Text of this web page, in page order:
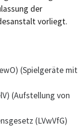
der
vorliegt.
(Spielgeräte mit
(Aufstellung von
(LVwVfG)